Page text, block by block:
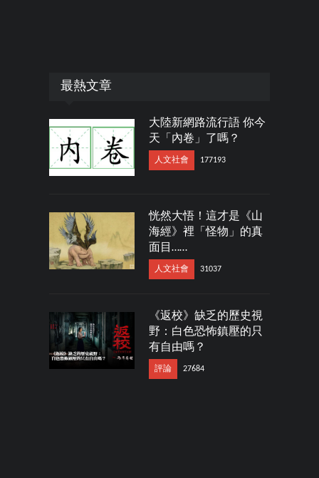
最熱文章
大陸新網路流行語 你今
天「內卷」了嗎？
人文社會 177193
恍然大悟！這才是《山
海經》裡「怪物」的真
面目……
人文社會 31037
《返校》缺乏的歷史視
野：白色恐怖鎮壓的只
有自由嗎？
評論 27684